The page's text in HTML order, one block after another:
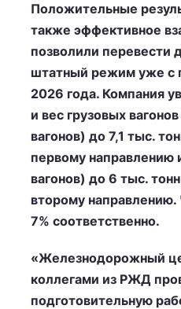
Положительные
также эффективное
позволили перевести
штатный режим уже с
2026 года. Компания
и вес грузовых
вагонов) до 7,1 тыс.
первому направлению
вагонов) до 6 тыс.
второму направлению.
7% соответственно.
«Железнодорожный
коллегами из РЖД
подготовительную